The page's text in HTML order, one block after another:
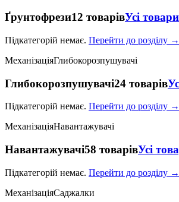
Ґрунтофрези12 товарівУсі
Підкатегорій немає. Перейти до розділу →
МеханізаціяГлибокорозпушувачі
Глибокорозпушувачі24 товарів
Підкатегорій немає. Перейти до розділу →
МеханізаціяНавантажувачі
Навантажувачі58 товарівУсі
Підкатегорій немає. Перейти до розділу →
МеханізаціяСаджалки